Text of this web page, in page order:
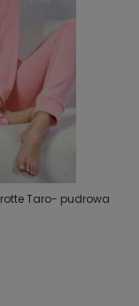
Taro- pudrowa